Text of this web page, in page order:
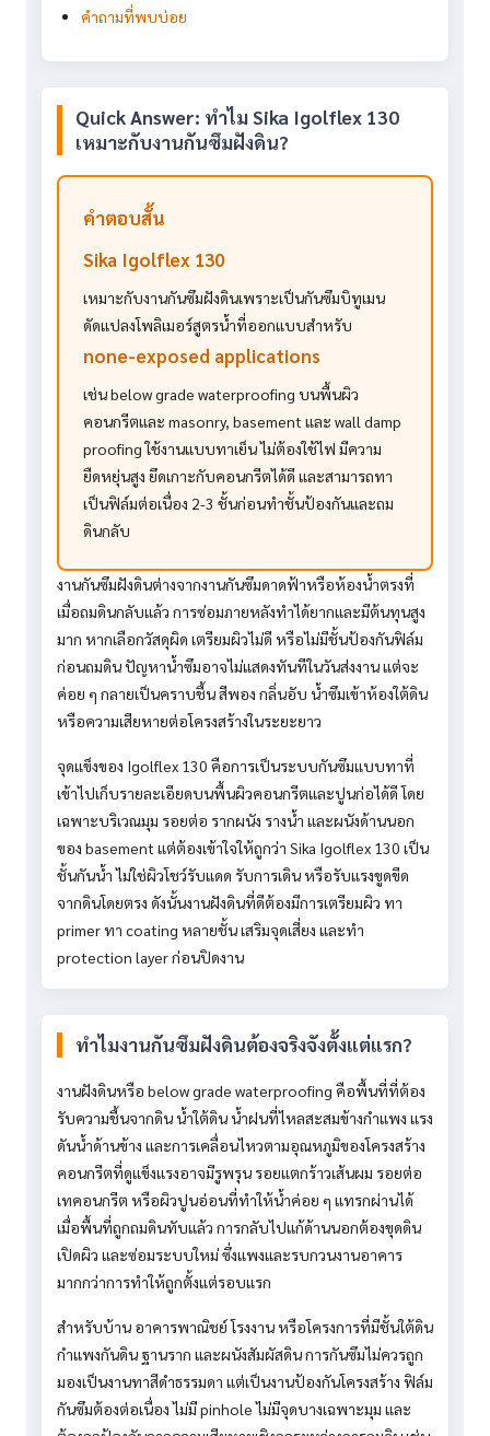
คำถามที่พบบ่อย
Quick Answer: ทำไม Sika Igolflex 130
เหมาะกับงานกันซึมฝังดิน?
คำตอบสั้น
Sika Igolflex 130
เหมาะกับงานกันซึมฝังดินเพราะเป็นกันซึมบิทูเมน
ดัดแปลงโพลิเมอร์สูตรน้ำที่ออกแบบสำหรับ
none-exposed applications
เช่น below grade waterproofing บนพื้นผิว
คอนกรีตและ masonry, basement และ wall damp
proofing ใช้งานแบบทาเย็น ไม่ต้องใช้ไฟ มีความ
ยืดหยุ่นสูง ยึดเกาะกับคอนกรีตได้ดี และสามารถทา
เป็นฟิล์มต่อเนื่อง 2-3 ชั้นก่อนทำชั้นป้องกันและถม
ดินกลับ
งานกันซึมฝังดินต่างจากงานกันซึมดาดฟ้าหรือห้องน้ำตรงที่
เมื่อถมดินกลับแล้ว การซ่อมภายหลังทำได้ยากและมีต้นทุนสูง
มาก หากเลือกวัสดุผิด เตรียมผิวไม่ดี หรือไม่มีชั้นป้องกันฟิล์ม
ก่อนถมดิน ปัญหาน้ำซึมอาจไม่แสดงทันทีในวันส่งงาน แต่จะ
ค่อย ๆ กลายเป็นคราบชื้น สีพอง กลิ่นอับ น้ำซึมเข้าห้องใต้ดิน
หรือความเสียหายต่อโครงสร้างในระยะยาว
จุดแข็งของ Igolflex 130 คือการเป็นระบบกันซึมแบบทาที่
เข้าไปเก็บรายละเอียดบนพื้นผิวคอนกรีตและปูนก่อได้ดี โดย
เฉพาะบริเวณมุม รอยต่อ รากผนัง รางน้ำ และผนังด้านนอก
ของ basement แต่ต้องเข้าใจให้ถูกว่า Sika Igolflex 130 เป็น
ชั้นกันน้ำ ไม่ใช่ผิวโชว์รับแดด รับการเดิน หรือรับแรงขูดขีด
จากดินโดยตรง ดังนั้นงานฝังดินที่ดีต้องมีการเตรียมผิว ทา
primer ทา coating หลายชั้น เสริมจุดเสี่ยง และทำ
protection layer ก่อนปิดงาน
ทำไมงานกันซึมฝังดินต้องจริงจังตั้งแต่แรก?
งานฝังดินหรือ below grade waterproofing คือพื้นที่ที่ต้อง
รับความชื้นจากดิน น้ำใต้ดิน น้ำฝนที่ไหลสะสมข้างกำแพง แรง
ดันน้ำด้านข้าง และการเคลื่อนไหวตามอุณหภูมิของโครงสร้าง
คอนกรีตที่ดูแข็งแรงอาจมีรูพรุน รอยแตกร้าวเส้นผม รอยต่อ
เทคอนกรีต หรือผิวปูนอ่อนที่ทำให้น้ำค่อย ๆ แทรกผ่านได้
เมื่อพื้นที่ถูกถมดินทับแล้ว การกลับไปแก้ด้านนอกต้องขุดดิน
เปิดผิว และซ่อมระบบใหม่ ซึ่งแพงและรบกวนงานอาคาร
มากกว่าการทำให้ถูกตั้งแต่รอบแรก
สำหรับบ้าน อาคารพาณิชย์ โรงงาน หรือโครงการที่มีชั้นใต้ดิน
กำแพงกันดิน ฐานราก และผนังสัมผัสดิน การกันซึมไม่ควรถูก
มองเป็นงานทาสีดำธรรมดา แต่เป็นงานป้องกันโครงสร้าง ฟิล์ม
กันซึมต้องต่อเนื่อง ไม่มี pinhole ไม่มีจุดบางเฉพาะมุม และ